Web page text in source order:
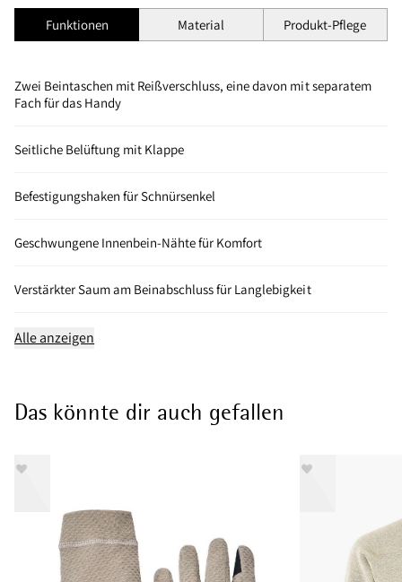
Funktionen Material Produkt-Pflege
Zwei Beintaschen mit Reißverschluss, eine davon mit separatem
Fach für das Handy
Seitliche Belüftung mit Klappe
Befestigungshaken für Schnürsenkel
Geschwungene Innenbein-Nähte für Komfort
Verstärkter Saum am Beinabschluss für Langlebigkeit
Alle anzeigen
Das könnte dir auch gefallen